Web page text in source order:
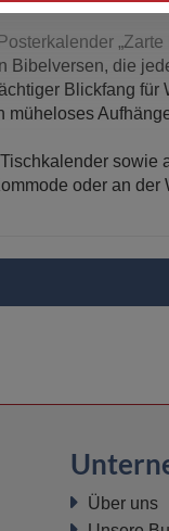
die
Blickfang
oder an der
Über uns